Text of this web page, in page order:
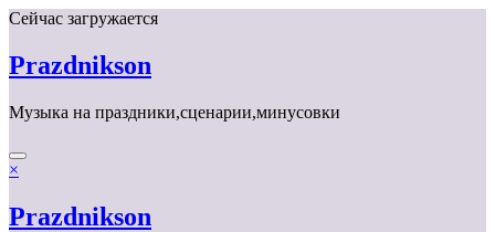
Перейти
содержимому
Сейчас загружается
Prazdnikson
Музыка на праздники,сценарии,минусовки
×
Prazdnikson